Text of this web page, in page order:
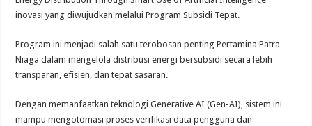
inovasi yang diwujudkan melalui Program Subsidi Tepat.
Program ini menjadi salah satu terobosan penting Pertamina Patra
Niaga dalam mengelola distribusi energi bersubsidi secara lebih
transparan, efisien, dan tepat sasaran.
Dengan memanfaatkan teknologi Generative AI (Gen-AI), sistem ini
mampu mengotomasi proses verifikasi data pengguna dan